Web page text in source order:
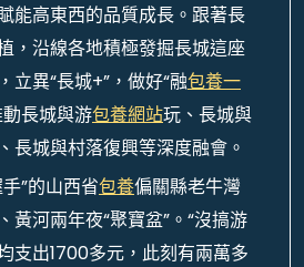
能高東西的品質成長。跟著長
，沿線各地積極發掘長城這座
立異“長城+”，做好“融包養一
長城與游包養網站玩、長城與
長城與村落復興等深度融會。
”的山西省包養偏關縣老牛灣
黃河兩年夜“聚寶盆”。“沒搞游
支出1700多元，此刻有兩萬多